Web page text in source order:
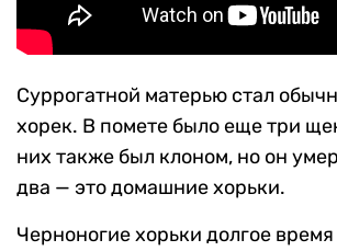
Суррогатной матерью стал
хорек. В помете было еще три
них также был клоном, но он
два — это домашние хорьки.
Черноногие хорьки долгое